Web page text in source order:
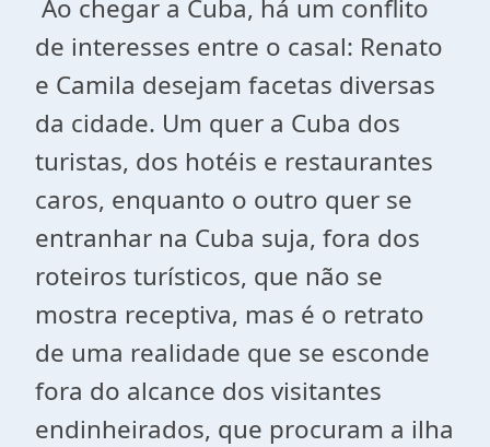
Ao chegar a Cuba, há um conflito
de interesses entre o casal: Renato
e Camila desejam facetas diversas
da cidade. Um quer a Cuba dos
turistas, dos hotéis e restaurantes
caros, enquanto o outro quer se
entranhar na Cuba suja, fora dos
roteiros turísticos, que não se
mostra receptiva, mas é o retrato
de uma realidade que se esconde
fora do alcance dos visitantes
endinheirados, que procuram a ilha